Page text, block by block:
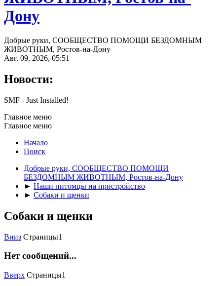
Добрые руки, СООБЩЕСТВО ПОМОЩИ БЕЗДОМНЫМ
ЖИВОТНЫМ, Ростов-на-Дону
Авг. 09, 2026, 05:51
Новости:
SMF - Just Installed!
Главное меню
Главное меню
Начало
Поиск
Добрые руки, СООБЩЕСТВО ПОМОЩИ
БЕЗДОМНЫМ ЖИВОТНЫМ, Ростов-на-Дону
► Наши питомцы на пристройство
► Собаки и щенки
Собаки и щенки
Вниз Страницы1
Нет сообщений...
Вверх Страницы1